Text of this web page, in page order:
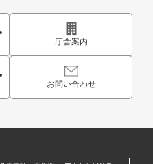
庁舎案内
お問い合わせ